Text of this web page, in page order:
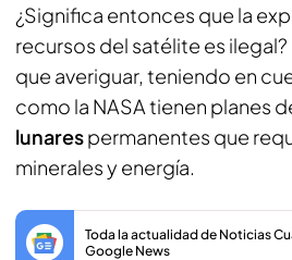
¿Significa entonces que la
recursos del satélite es ilegal?
que averiguar, teniendo en
como la NASA tienen planes
lunarespermanentes que
minerales y energía.
Toda la actualidad de Noticias
Google News